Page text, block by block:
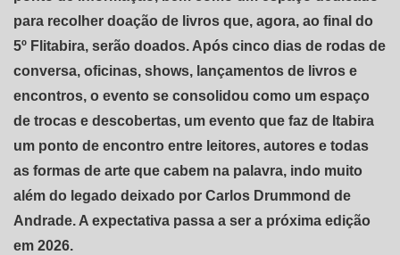
para recolher doação de livros que, agora, ao final do
5º Flitabira, serão doados. Após cinco dias de rodas de
conversa, oficinas, shows, lançamentos de livros e
encontros, o evento se consolidou como um espaço
de trocas e descobertas, um evento que faz de Itabira
um ponto de encontro entre leitores, autores e todas
as formas de arte que cabem na palavra, indo muito
além do legado deixado por Carlos Drummond de
Andrade. A expectativa passa a ser a próxima edição
em 2026.